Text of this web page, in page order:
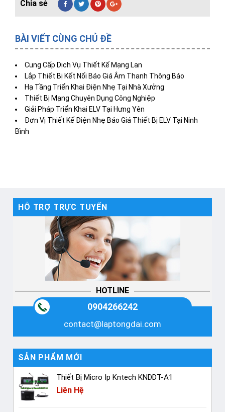
HỖ TRỢ TRỰC TUYẾN
HOTLINE
0904266242
contact@laptongdai.com
SẢN PHẨM MỚI
Thiết Bị Micro Ip Kntech KNDDT-A1
Liên Hệ
BÀI VIẾT CÙNG CHỦ ĐỀ
Cung Cấp Dịch Vụ Thiết Kế Mạng Lan
Lắp Thiết Bị Kết Nối Báo Giá Âm Thanh Thông Báo
Hạ Tầng Triển Khai Điện Nhẹ Tại Nhà Xưởng
Thiết Bị Mạng Chuyên Dụng Công Nghiệp
Giải Pháp Triển Khai ELV Tại Hưng Yên
Đơn Vị Thiết Kế Điện Nhẹ Báo Giá Thiết Bị ELV Tại Ninh
Bình